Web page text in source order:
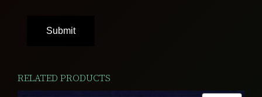
RELATED PRODUCTS